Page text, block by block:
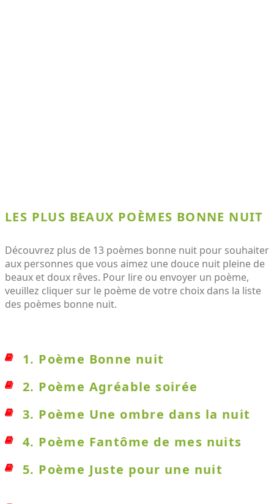
LES PLUS BEAUX POÈMES BONNE NUIT
Découvrez plus de 13 poèmes bonne nuit pour souhaiter
aux personnes que vous aimez une douce nuit pleine de
beaux et doux rêves. Pour lire ou envoyer un poème,
veuillez cliquer sur le poème de votre choix dans la liste
des poèmes bonne nuit.
1. Poème Bonne nuit
2. Poème Agréable soirée
3. Poème Une ombre dans la nuit
4. Poème Fantôme de mes nuits
5. Poème Juste pour une nuit